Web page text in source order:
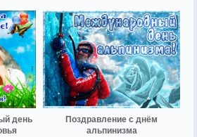
день
Поздравление с днём
альпинизма